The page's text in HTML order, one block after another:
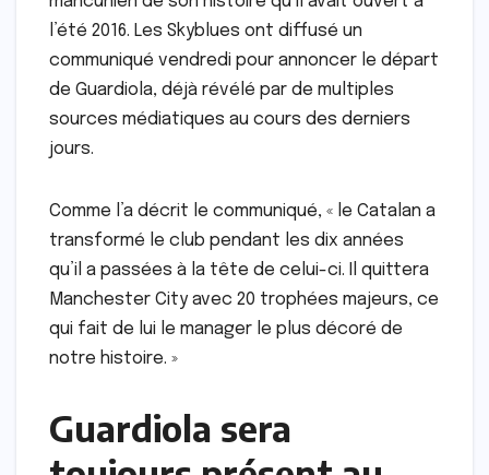
l’été 2016. Les Skyblues ont diffusé un
communiqué vendredi pour annoncer le départ
de Guardiola, déjà révélé par de multiples
sources médiatiques au cours des derniers
jours.
Comme l’a décrit le communiqué, « le Catalan a
transformé le club pendant les dix années
qu’il a passées à la tête de celui-ci. Il quittera
Manchester City avec 20 trophées majeurs, ce
qui fait de lui le manager le plus décoré de
notre histoire. »
Guardiola sera